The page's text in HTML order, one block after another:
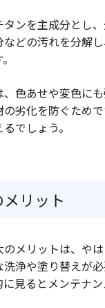
ンを主成分とし
などの汚れを分解
、色あせや変色に
劣化を防ぐため
でしょう。
リット
メリットは、や
浄や塗り替えが
見るとメンテナ